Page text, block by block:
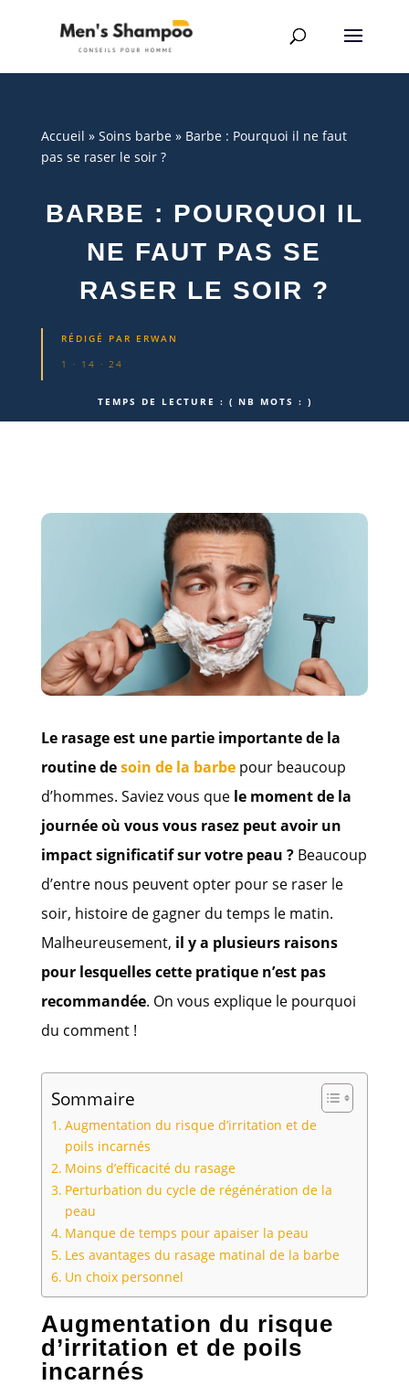
Accueil » Soins barbe» Barbe : Pourquoi il ne faut
pas se raser le soir ?
BARBE : POURQUOI IL
NE FAUT PAS SE
RASER LE SOIR ?
RÉDIGÉ PAR ERWAN
1 · 14 · 24
TEMPS DE LECTURE : ( NB MOTS : )
Le rasage est une partie importante de la
routine desoin de la barbepour beaucoup
d’hommes. Saviez vous que le moment de la
journée où vous vous rasez peut avoir un
impact significatif sur votre peau ?Beaucoup
d’entre nous peuvent opter pour se raser le
soir, histoire de gagner du temps le matin.
Malheureusement, il y a plusieurs raisons
pour lesquelles cette pratique n’est pas
recommandée. On vous explique le pourquoi
du comment !
Sommaire
Augmentation du risque d’irritation et de
poils incarnés
Moins d’efficacité du rasage
Perturbation du cycle de régénération de la
peau
Manque de temps pour apaiser la peau
Les avantages du rasage matinal de la barbe
Un choix personnel
Augmentation du risque
d’irritation et de poils
incarnés